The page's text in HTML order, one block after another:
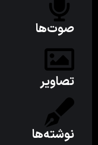
صوت‌ها
تصاویر
نوشته‌ها